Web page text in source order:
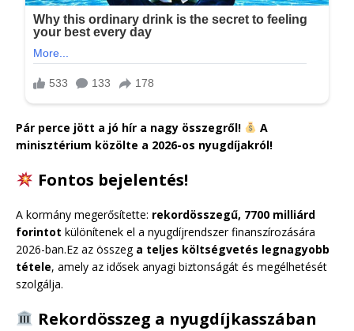
Pár perce jött a jó hír a nagy összegről!
A
minisztérium közölte a 2026-os nyugdíjakról!
Fontos bejelentés!
A kormány megerősítette: rekordösszegű, 7700 milliárd
forintot különítenek el a nyugdíjrendszer finanszírozására
2026-ban.Ez az összeg a teljes költségvetés legnagyobb
tétele, amely az idősek anyagi biztonságát és megélhetését
szolgálja.
Rekordösszeg a nyugdíjkasszában